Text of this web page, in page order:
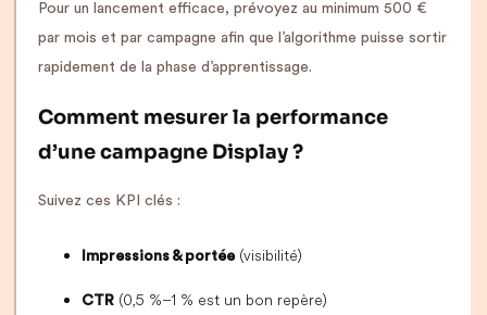
Pour un lancement efficace, prévoyez au minimum 500 €
par mois et par campagne afin que l’algorithme puisse sortir
rapidement de la phase d’apprentissage.
Comment mesurer la performance
d’une campagne Display ?
Suivez ces KPI clés :
Impressions & portée(visibilité)
CTR (0,5 %–1 % est un bon repère)